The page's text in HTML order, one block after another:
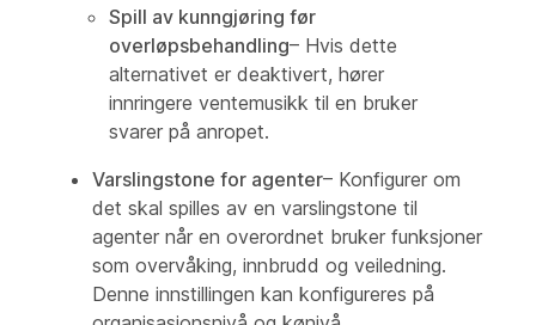
Spill av kunngjøring før
overløpsbehandling– Hvis dette
alternativet er deaktivert, hører
innringere ventemusikk til en bruker
svarer på anropet.
Varslingstone for agenter– Konfigurer om
det skal spilles av en varslingstone til
agenter når en overordnet bruker funksjoner
som overvåking, innbrudd og veiledning.
Denne innstillingen kan konfigureres på